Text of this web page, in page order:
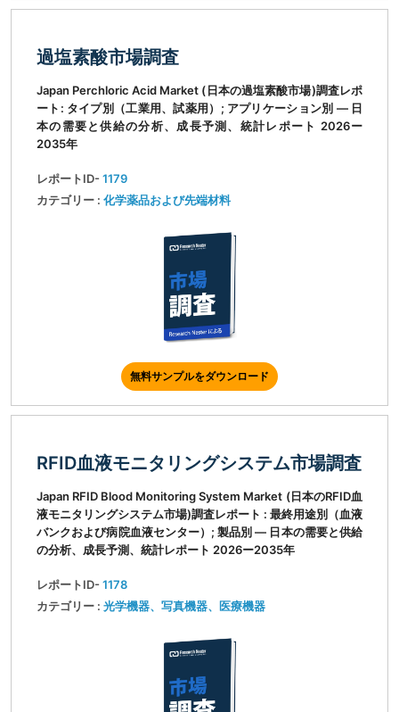
過塩素酸市場調査
Japan Perchloric Acid Market (日本の過塩素酸市場)調査レポ
ート: タイプ別（工業用、試薬用）; アプリケーション別 ― 日
本の需要と供給の分析、成長予測、統計レポート 2026ー
2035年
レポートID-1179
カテゴリー : 化学薬品および先端材料
無料サンプルをダウンロード
RFID血液モニタリングシステム市場調査
Japan RFID Blood Monitoring System Market (日本のRFID血
液モニタリングシステム市場)調査レポート : 最終用途別（血液
バンクおよび病院血液センター）; 製品別 ― 日本の需要と供給
の分析、成長予測、統計レポート 2026ー2035年
レポートID-1178
カテゴリー : 光学機器、写真機器、医療機器